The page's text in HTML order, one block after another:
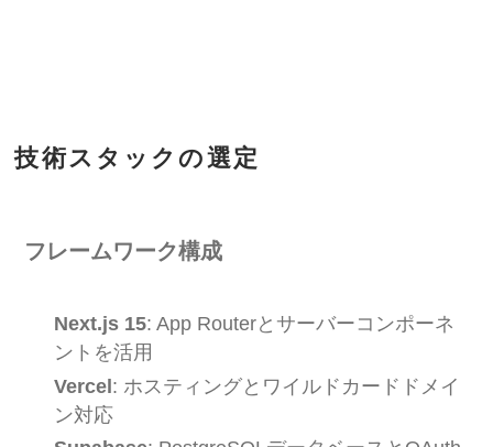
技術スタックの選定
フレームワーク構成
Next.js 15: App Routerとサーバーコンポーネ
ントを活用
Vercel: ホスティングとワイルドカードドメイ
ン対応